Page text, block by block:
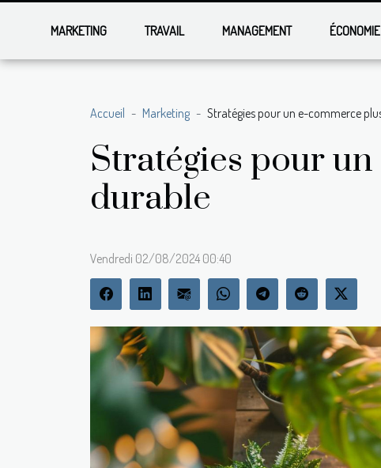
MARKETING TRAVAIL MANAGEMENT ÉCONOMIE
Accueil Marketing Stratégies pour un e-commerce
Stratégies pour
durable
Vendredi 02/08/2024 00:40